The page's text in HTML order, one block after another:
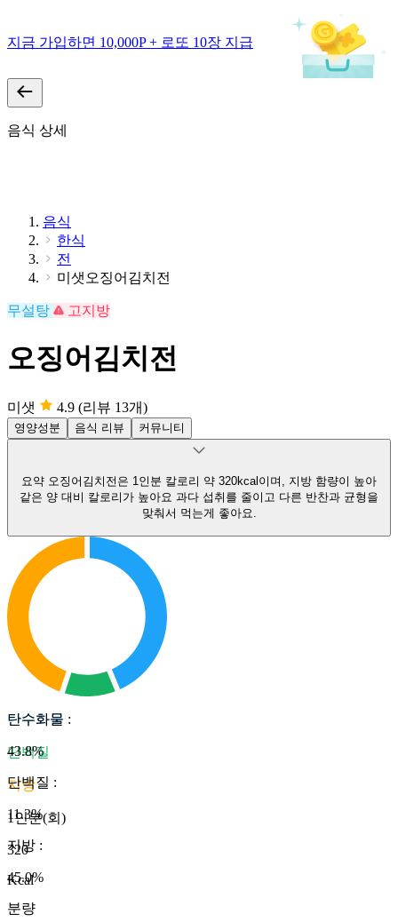
지금 가입하면 10,000P + 로또 10장 지급
음식 상세
음식
한식
전
미샛오징어김치전
무설탕 고지방
오징어김치전
미샛 4.9 (리뷰 13개)
영양성분 음식 리뷰 커뮤니티
요약 오징어김치전은 1인분 칼로리 약 320kcal이며, 지방 함량이 높아
같은 양 대비 칼로리가 높아요 과다 섭취를 줄이고 다른 반찬과 균형을
맞춰서 먹는게 좋아요.
탄수화물
단백질
지방
1인분(회)
320
Kcal
탄수화물 :
43.8%
단백질 :
11.3%
지방 :
45.0%
분량